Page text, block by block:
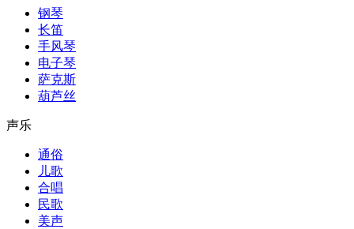
钢琴
长笛
手风琴
电子琴
萨克斯
葫芦丝
声乐
通俗
儿歌
合唱
民歌
美声